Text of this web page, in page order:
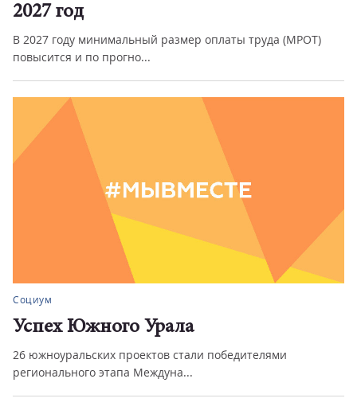
2027 год
В 2027 году минимальный размер оплаты труда (МРОТ)
повысится и по прогно...
Социум
Успех Южного Урала
26 южноуральских проектов стали победителями
регионального этапа Междуна...